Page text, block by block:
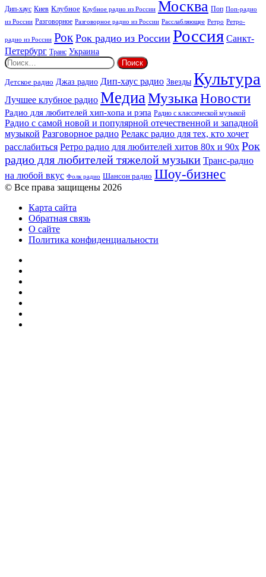
Дип-хаус Киев Клубное Клубное радио из России Москва Поп Поп-радио
из России Разговорное Разговорное радио из России Расслабляющее Ретро Ретро-
радио из России Рок Рок радио из России Россия Санкт-
Петербург Транс Украина
Найти:
Детское радио Джаз радио Дип-хаус радио Звезды Культура
Лучшее клубное радио МедиаМузыкаНовости
Радио для любителей хип-хопа и рэпа Радио с классической музыкой
Радио с самой новой и популярной отечественной и западной
музыкой Разговорное радио Релакс радио для тех, кто хочет
расслабиться Ретро радио для любителей хитов 80х и 90х Рок
радио для любителей тяжелой музыки Транс-радио
на любой вкус Фолк радио Шансон радио Шоу-бизнес
© Все права защищены 2026
Карта сайта
Обратная связь
О сайте
Политика конфиденциальности